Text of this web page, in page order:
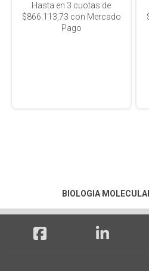
Hasta en 3 cuotas de
$866.113,73 con Mercado
Pago
BIOLOGIA